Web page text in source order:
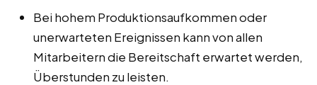
Bei hohem Produktionsaufkommen oder
unerwarteten Ereignissen kann von allen
Mitarbeitern die Bereitschaft erwartet werden,
Überstunden zu leisten.